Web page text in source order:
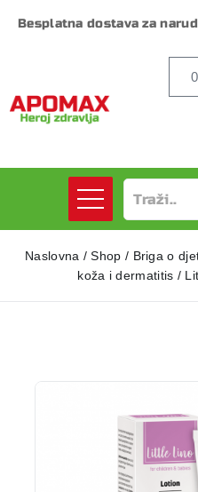
Besplatna dostava za
0
Naslovna / Shop / Briga o
koža i dermatitis /